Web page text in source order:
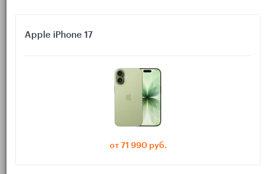
Быстрая проверка за 2 минуты:
На Mac включены и Wi‑Fi, и Bluetooth
(лучше проверить в
настройках, а не только в «шторке»).
(без него
Apple iPhone 17
от 71 990 руб.